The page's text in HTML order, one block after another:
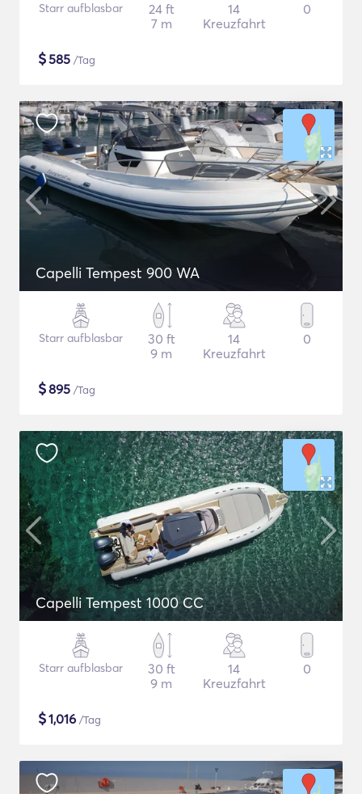
Starr aufblasbar
24 ft
7 m
14
Kreuzfahrt
0
$585 /Tag
Capelli Tempest 900 WA
Starr aufblasbar
30 ft
9 m
14
Kreuzfahrt
0
$895 /Tag
Capelli Tempest 1000 CC
Starr aufblasbar
30 ft
9 m
14
Kreuzfahrt
0
$1,016 /Tag